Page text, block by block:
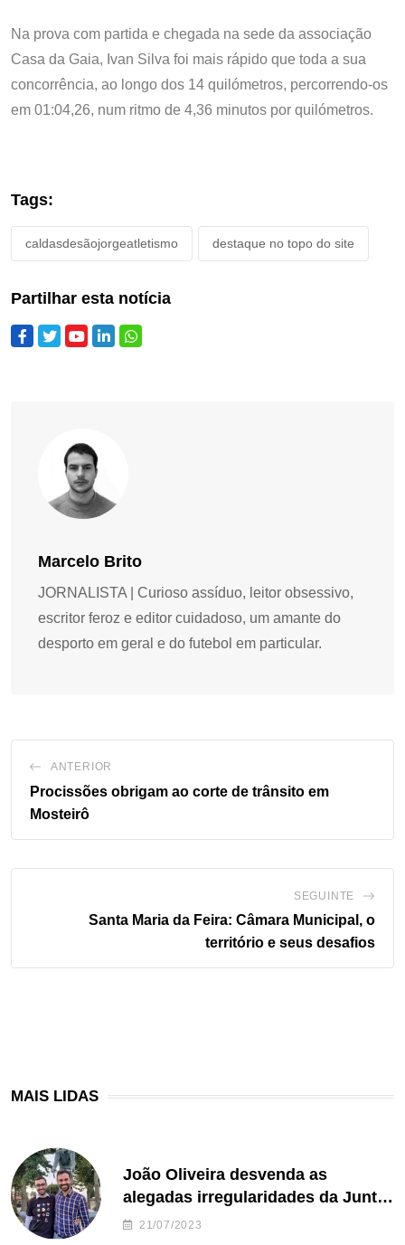
Na prova com partida e chegada na sede da associação
Casa da Gaia, Ivan Silva foi mais rápido que toda a sua
concorrência, ao longo dos 14 quilómetros, percorrendo-os
em 01:04,26, num ritmo de 4,36 minutos por quilómetros.
Tags:
caldasdesãojorgeatletismo destaque no topo do site
Partilhar esta notícia
Marcelo Brito
JORNALISTA | Curioso assíduo, leitor obsessivo,
escritor feroz e editor cuidadoso, um amante do
desporto em geral e do futebol em particular.
ANTERIOR
Procissões obrigam ao corte de trânsito em
Mosteirô
SEGUINTE
Santa Maria da Feira: Câmara Municipal, o
território e seus desafios
MAIS LIDAS
João Oliveira desvenda as
alegadas irregularidades da Junta
de Freguesia S. João de Ver
21/07/2023